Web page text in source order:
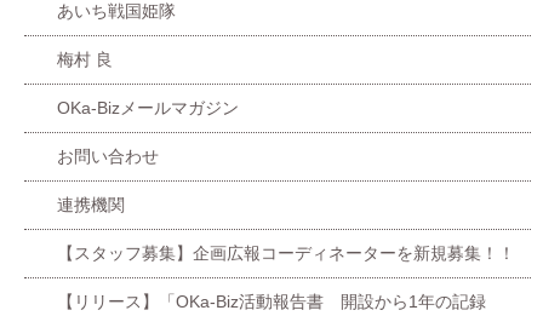
あいち戦国姫隊
梅村 良
OKa-Bizメールマガジン
お問い合わせ
連携機関
【スタッフ募集】企画広報コーディネーターを新規募集！！
【リリース】「OKa-Biz活動報告書 開設から1年の記録